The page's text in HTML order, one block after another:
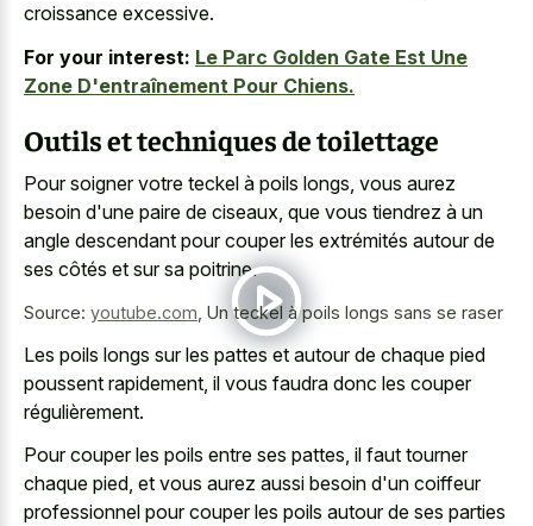
croissance excessive.
For your interest: Le Parc Golden Gate Est Une
Zone D'entraînement Pour Chiens.
Outils et techniques de toilettage
Pour soigner votre teckel à poils longs, vous aurez
besoin d'une paire de ciseaux, que vous tiendrez à un
angle descendant pour couper les extrémités autour de
ses côtés et sur sa poitrine.
Source: youtube.com Un teckel à poils longs sans se raser
Les poils longs sur les pattes et autour de chaque pied
poussent rapidement, il vous faudra donc les couper
régulièrement.
Pour couper les poils entre ses pattes, il faut tourner
chaque pied, et vous aurez aussi besoin d'un coiffeur
professionnel pour couper les poils autour de ses parties